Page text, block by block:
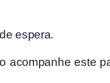
espera.
acompanhe este